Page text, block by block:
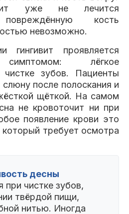
уже не лечится
повреждённую кость
невозможно.
гингивит проявляется
симптомом: лёгкое
чистке зубов. Пациенты
после полоскания и
щёткой. На самом
не кровоточит ни при
появление крови это
который требует осмотра
десны
при чистке зубов,
твёрдой пищи,
нитью. Иногда